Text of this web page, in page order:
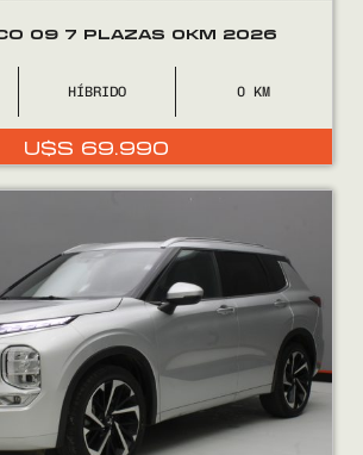
09 7 PLAZAS 0KM 2026
HÍBRIDO 0
U$S 69.990